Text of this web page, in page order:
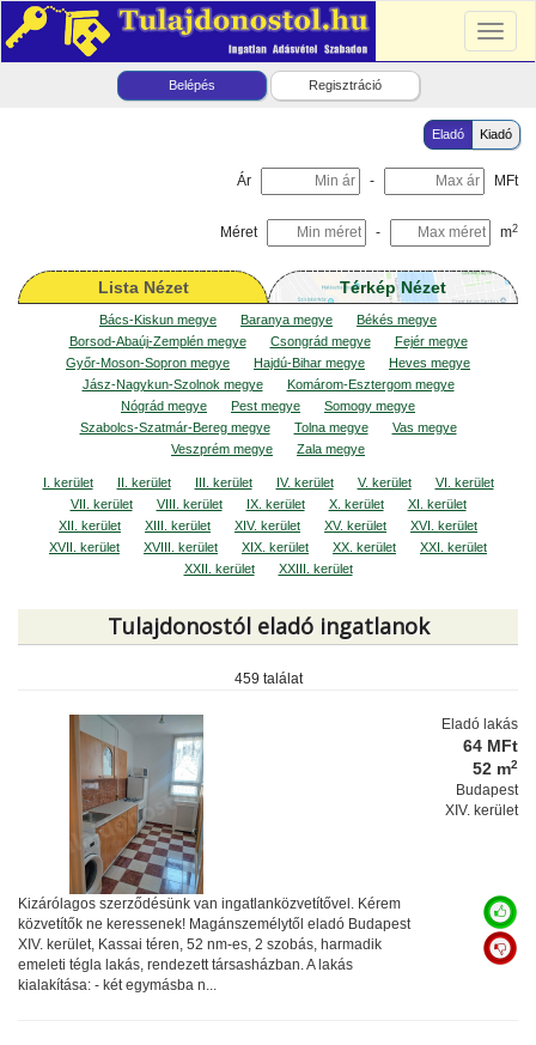
Belépés Regisztráció
Eladó Kiadó
Ár - MFt
Méret - m2
Lista Nézet Térkép Nézet
Bács-Kiskun megye Baranya megye
Békés megye
Borsod-Abaúj-Zemplén megye
Csongrád megye
Fejér megye
Győr-Moson-Sopron megye
Hajdú-Bihar megye
Heves megye
Jász-Nagykun-Szolnok megye
Komárom-Esztergom megye
Nógrád megye
Pest megye
Somogy megye
Szabolcs-Szatmár-Bereg megye
Tolna megye
Vas megye
Veszprém megye
Zala megye
I. kerület II. kerület III. kerület IV. kerület V. kerület
VI. kerület
VII. kerület
VIII. kerület IX. kerület X. kerület
XI. kerület
XII. kerület
XIII. kerület XIV. kerület XV. kerület
XVI. kerület
XVII. kerület
XVIII. kerület XIX. kerület XX. kerület
XXI. kerület
XXII. kerület
XXIII. kerület
Tulajdonostól eladó ingatlanok
459 találat
Eladó lakás
64 MFt
52 m2
Budapest
XIV. kerület
Kizárólagos szerződésünk van ingatlanközvetítővel. Kérem
közvetítők ne keressenek! Magánszemélytől eladó Budapest
XIV. kerület, Kassai téren, 52 nm-es, 2 szobás, harmadik
emeleti tégla lakás, rendezett társasházban. A lakás
kialakítása: - két egymásba n...